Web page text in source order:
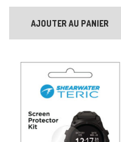
AJOUTER AU PANIER